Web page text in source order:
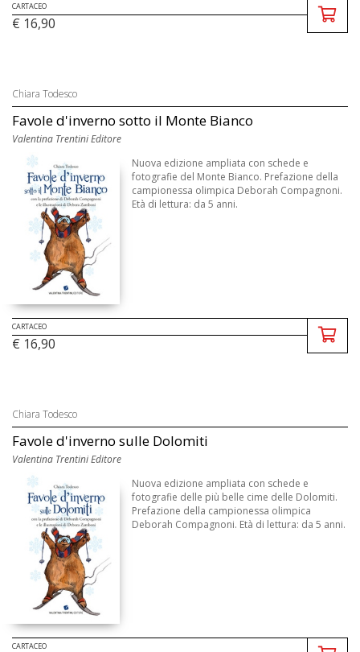
CARTACEO
€ 16,90
Chiara Todesco
Favole d'inverno sotto il Monte Bianco
Valentina Trentini Editore
Nuova edizione ampliata con schede e
fotografie del Monte Bianco. Prefazione della
campionessa olimpica Deborah Compagnoni.
Età di lettura: da 5 anni.
CARTACEO
€ 16,90
Chiara Todesco
Favole d'inverno sulle Dolomiti
Valentina Trentini Editore
Nuova edizione ampliata con schede e
fotografie delle più belle cime delle Dolomiti.
Prefazione della campionessa olimpica
Deborah Compagnoni. Età di lettura: da 5 anni.
CARTACEO